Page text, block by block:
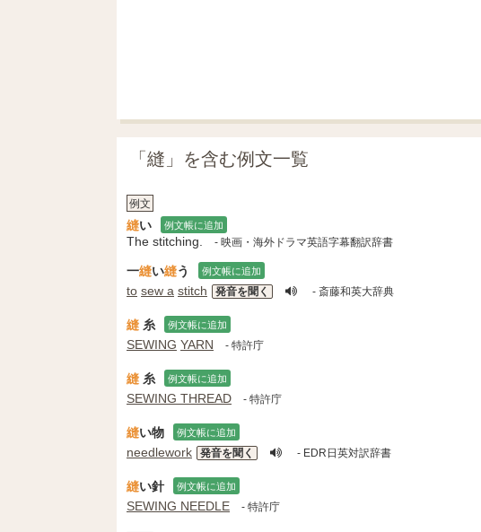
「縫」を含む例文一覧
例文
縫い 例文帳に追加
The stitching. - 映画・海外ドラマ英語字幕翻訳辞書
一縫い縫う 例文帳に追加
to sew a stitch 発音を聞く - 斎藤和英大辞典
縫 糸 例文帳に追加
SEWING YARN - 特許庁
縫 糸 例文帳に追加
SEWING THREAD - 特許庁
縫い物 例文帳に追加
needlework 発音を聞く - EDR日英対訳辞書
縫い針 例文帳に追加
SEWING NEEDLE - 特許庁